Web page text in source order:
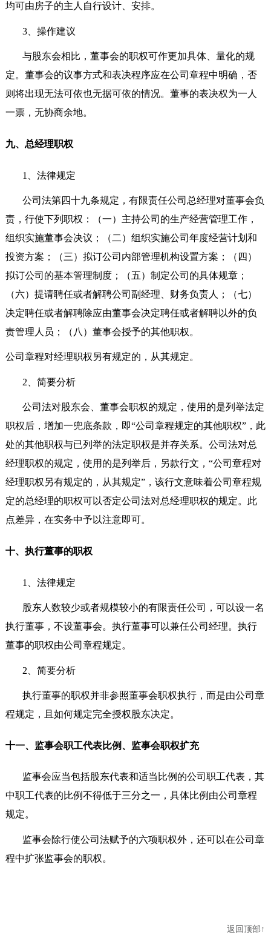
均可由房子的主人自行设计、安排。
3、操作建议
与股东会相比，董事会的职权可作更加具体、量化的规
定。董事会的议事方式和表决程序应在公司章程中明确，否
则将出现无法可依也无据可依的情况。董事的表决权为一人
一票，无协商余地。
九、总经理职权
1 、法律规定
公司法第四十九条规定，有限责任公司总经理对董事会负
责，行使下列职权：（一）主持公司的生产经营管理工作，
组织实施董事会决议；（二）组织实施公司年度经营计划和
投资方案；（三）拟订公司内部管理机构设置方案；（四）
拟订公司的基本管理制度；（五）制定公司的具体规章；
（六）提请聘任或者解聘公司副经理、财务负责人；（七）
决定聘任或者解聘除应由董事会决定聘任或者解聘以外的负
责管理人员；（八）董事会授予的其他职权。
公司章程对经理职权另有规定的，从其规定。
2 、简要分析
公司法对股东会、董事会职权的规定，使用的是列举法定
职权后，增加一兜底条款，即“公司章程规定的其他职权”，此
处的其他职权与已列举的法定职权是并存关系。公司法对总
经理职权的规定，使用的是列举后，另款行文，“公司章程对
经理职权另有规定的，从其规定”，该行文意味着公司章程规
定的总经理的职权可以否定公司法对总经理职权的规定。此
点差异，在实务中予以注意即可。
十、执行董事的职权
1 、法律规定
股东人数较少或者规模较小的有限责任公司，可以设一名
执行董事，不设董事会。执行董事可以兼任公司经理。执行
董事的职权由公司章程规定。
2 、简要分析
执行董事的职权并非参照董事会职权执行，而是由公司章
程规定，且如何规定完全授权股东决定。
十一、监事会职工代表比例、监事会职权扩充
监事会应当包括股东代表和适当比例的公司职工代表，其
中职工代表的比例不得低于三分之一，具体比例由公司章程
规定。
监事会除行使公司法赋予的六项职权外，还可以在公司章
程中扩张监事会的职权。
返回顶部↑